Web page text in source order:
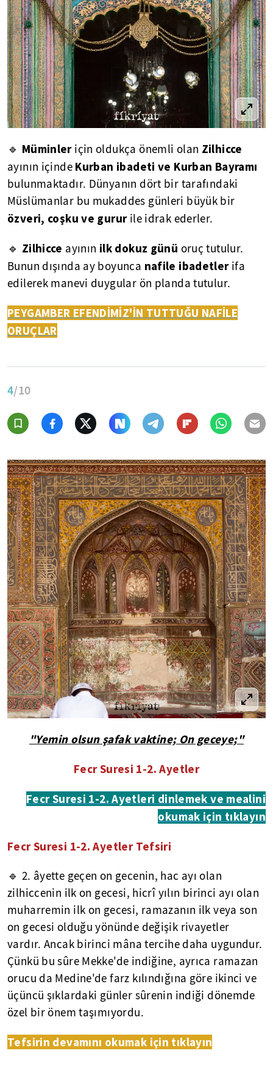
🔹 Müminler için oldukça önemli olan Zilhicce
ayının içinde Kurban ibadeti ve Kurban Bayramı
bulunmaktadır. Dünyanın dört bir tarafındaki
Müslümanlar bu mukaddes günleri büyük bir
özveri, coşku ve gururile idrak ederler.
🔹 Zilhicce ayının ilk dokuz günü oruç tutulur.
Bunun dışında ay boyunca nafile ibadetlerifa
edilerek manevi duygular ön planda tutulur.
PEYGAMBER EFENDİMİZ'İN TUTTUĞU NAFİLE
ORUÇLAR
4/10
"Yemin olsun şafak vaktine; On geceye;"
Fecr Suresi 1-2. Ayetler
Fecr Suresi 1-2. Ayetleri dinlemek ve mealini
okumak için tıklayın
Fecr Suresi 1-2. Ayetler Tefsiri
🔹 2. âyette geçen on gecenin, hac ayı olan
zilhiccenin ilk on gecesi, hicrî yılın birinci ayı olan
muharremin ilk on gecesi, ramazanın ilk veya son
on gecesi olduğu yönünde değişik rivayetler
vardır. Ancak birinci mâna tercihe daha uygundur.
Çünkü bu sûre Mekke'de indiğine, ayrıca ramazan
orucu da Medine'de farz kılındığına göre ikinci ve
üçüncü şıklardaki günler sûrenin indiği dönemde
özel bir önem taşımıyordu.
Tefsirin devamını okumak için tıklayın